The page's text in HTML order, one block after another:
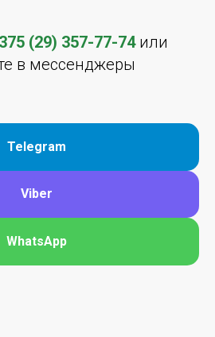
(29) 357-77-74 или
в мессенджеры
Telegram
Viber
WhatsApp